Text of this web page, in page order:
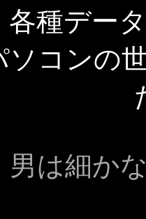
各種デー
ソコンの
男は細か